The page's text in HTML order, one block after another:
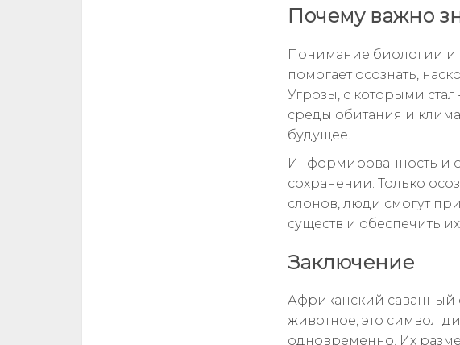
Почему важно
Понимание биологии и
помогает осознать,
Угрозы, с которыми
среды обитания и
будущее.
Информированность и
сохранении. Только
слонов, люди смогут
существ и обеспечить
Заключение
Африканский саванный
животное, это символ
одновременно. Их